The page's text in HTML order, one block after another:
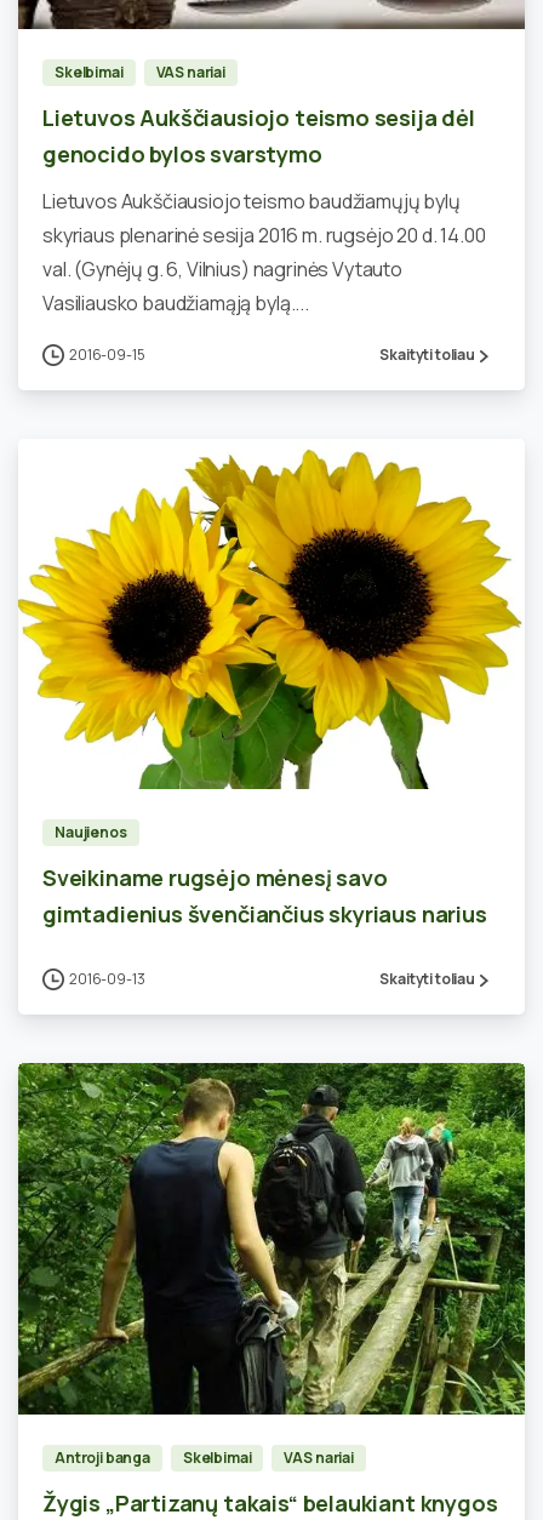
Skelbimai VAS nariai
Lietuvos Aukščiausiojo teismo sesija dėl
genocido bylos svarstymo
Lietuvos Aukščiausiojo teismo baudžiamųjų bylų
skyriaus plenarinė sesija 2016 m. rugsėjo 20 d. 14.00
val. (Gynėjų g. 6, Vilnius) nagrinės Vytauto
Vasiliausko baudžiamąją bylą....
2016-09-15 Skaityti toliau
Naujienos
Sveikiname rugsėjo mėnesį savo
gimtadienius švenčiančius skyriaus narius
2016-09-13 Skaityti toliau
0
Antroji banga Skelbimai VAS nariai
Žygis „Partizanų takais“ belaukiant knygos